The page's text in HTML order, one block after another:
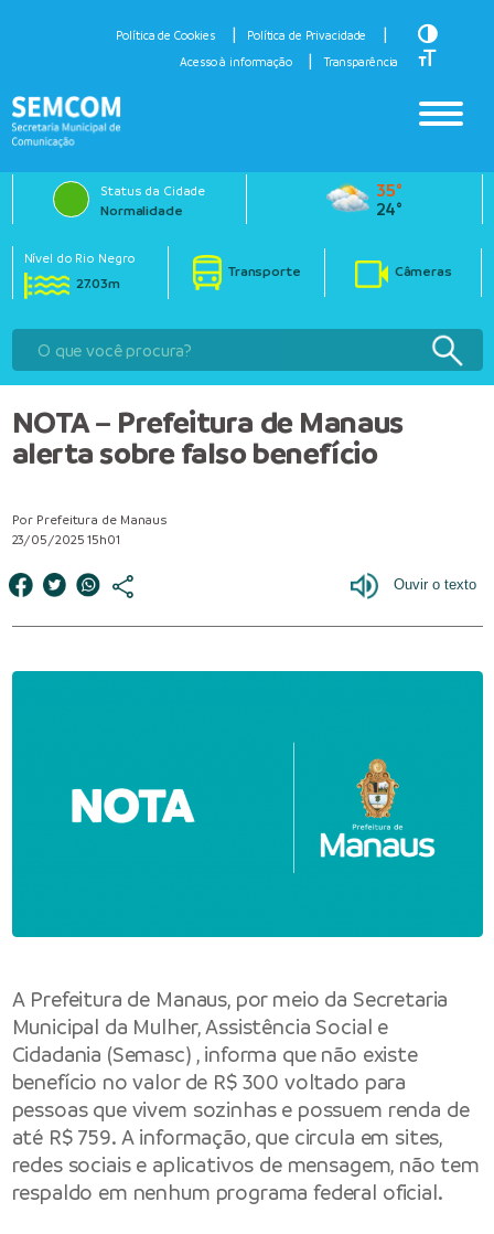
Política de Cookies
Política de Privacidade
Acesso à informação
Transparência
Toggle
Toggle
Status da Cidade
Normalidade
35°
24°
Nível do Rio Negro
27.03m
Transporte Câmeras
NOTA – Prefeitura de Manaus
alerta sobre falso benefício
Por Prefeitura de Manaus
23/05/2025 15h01
A Prefeitura de Manaus, por meio da Secretaria
Municipal da Mulher, Assistência Social e
Cidadania (Semasc) , informa que não existe
benefício no valor de R$ 300 voltado para
pessoas que vivem sozinhas e possuem renda de
até R$ 759. A informação, que circula em sites,
redes sociais e aplicativos de mensagem, não tem
respaldo em nenhum programa federal oficial.